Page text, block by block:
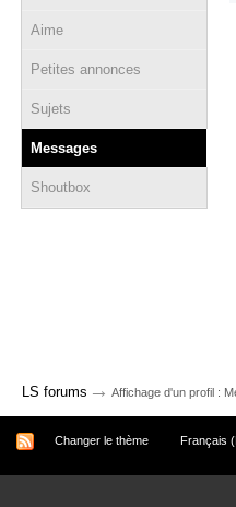
Aime
Petites annonces
Sujets
Messages
Shoutbox
LS forums → Affichage d'un profil :
Changer le thème Français